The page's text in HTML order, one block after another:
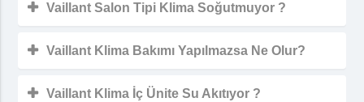
Vaillant Salon Tipi Klima Soğutmuyor ?
Vaillant Klima Bakımı Yapılmazsa Ne Olur?
Vaillant Klima İç Ünite Su Akıtıyor ?